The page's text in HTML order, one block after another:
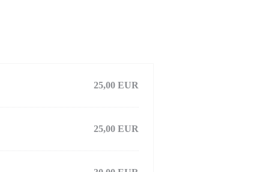
25,00 EUR
25,00 EUR